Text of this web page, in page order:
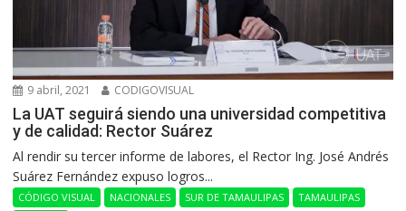
9 abril, 2021 CODIGOVISUAL
La UAT seguirá siendo una universidad competitiva
y de calidad: Rector Suárez
Al rendir su tercer informe de labores, el Rector Ing. José Andrés
Suárez Fernández expuso logros...
CÓDIGO VISUAL NACIONALES SUR DE TAMAULIPAS
TAMAULIPAS